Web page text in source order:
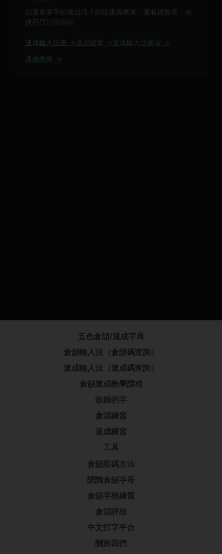
想查更多字的速成碼？前往速成專頁、查看鍵盤表，或
使用頁頂搜尋框。
速成輸入法表 → 速成鍵盤 → 速成輸入法練習 →
速成教學 →
五色倉頡/速成字典
倉頡輸入法（倉頡碼查詢）
速成輸入法（速成碼查詢）
倉頡速成教學課程
收錄的字
倉頡練習
速成練習
工具
倉頡取碼方法
認識倉頡字母
倉頡字根練習
倉頡評核
中文打字平台
關於我們